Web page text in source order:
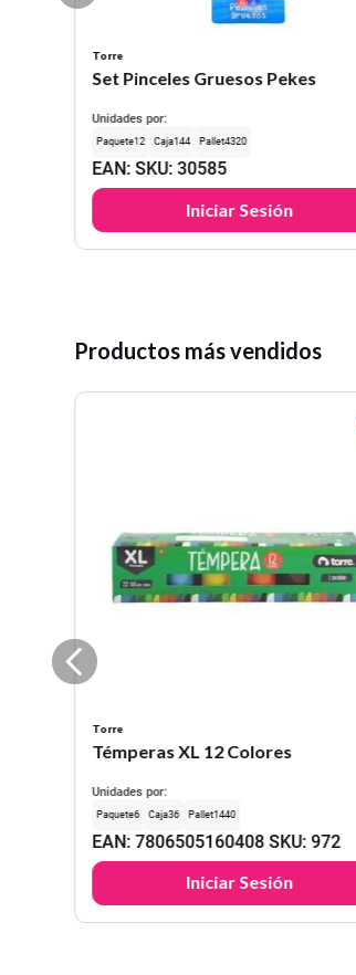
Torre
Set Pinceles Gruesos Pekes
Unidades por:
12 144 4320
EAN: SKU:30585
Iniciar Sesión
Productos más vendidos
Torre
Témperas XL 12 Colores
Unidades por:
6 36 1440
EAN:7806505160408 SKU:972
Iniciar Sesión